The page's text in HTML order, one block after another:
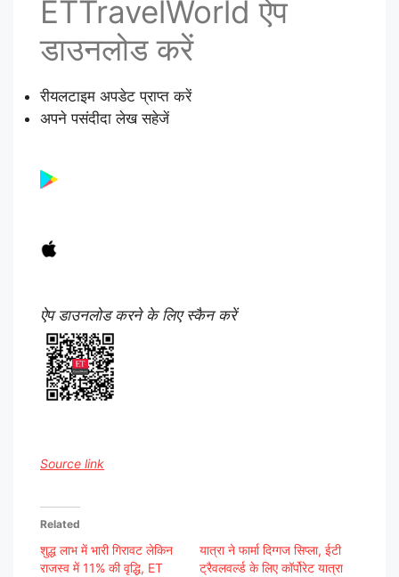
ETTravelWorld ऐप
डाउनलोड करें
रीयलटाइम अपडेट प्राप्त करें
अपने पसंदीदा लेख सहेजें
ऐप डाउनलोड करने के लिए स्कैन करें
Source link
Related
शुद्ध लाभ में भारी गिरावट लेकिन
राजस्व में 11% की वृद्धि, ET
यात्रा ने फार्मा दिग्गज सिप्ला, ईटी
ट्रैवलवर्ल्ड के लिए कॉर्पोरेट यात्रा